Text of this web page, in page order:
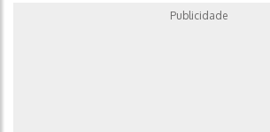
Publicidade